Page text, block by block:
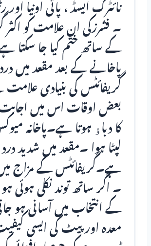
نائٹرک ایسڈ ، پائی اونیا اور
۔ فشرزکی ان علامت کو اکثر
کے ساتھ ختم کیا جا سکتا
پاخانے کے بعد مقعد میں درد
گریفائٹس کی بنیادی
بعض اوقات اس میں
کا دباﺅ ہوتا ہے۔پاخانہ
لپٹا ہوا ۔مقعد میں شدید درد
ہے۔گریفائٹس کے مزاج
۔ اگر ساتھ توند نکلی ہوئی ہو
کے انتخاب میں آسانی ہو
معدہ اور پیٹ کی ایسی